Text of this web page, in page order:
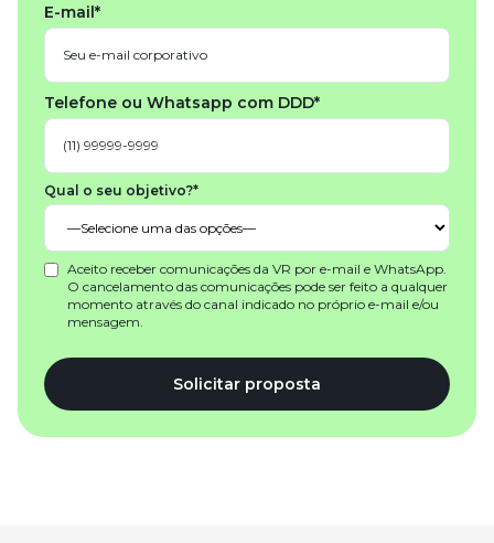
E-mail*
Telefone ou Whatsapp com DDD*
Qual o seu objetivo?*
Aceito receber comunicações da VR por e-mail e WhatsApp.
O cancelamento das comunicações pode ser feito a qualquer
momento através do canal indicado no próprio e-mail e/ou
mensagem.
Solicitar proposta